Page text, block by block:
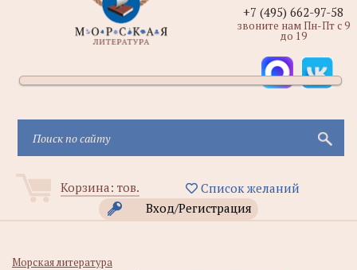
Корзина: тов.
Список желаний
Вход/Регистрация
+7 (495) 662-97-58
звоните нам Пн-Пт с 9
до 19
Морская литература